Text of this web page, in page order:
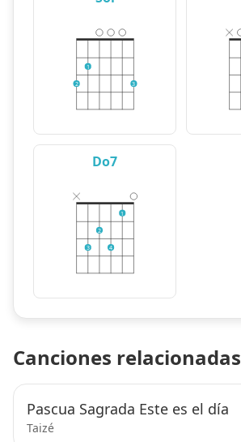
2
1
3
Do7
3
2
4
1
Canciones relacionadas
Pascua Sagrada Este es el día
Taizé